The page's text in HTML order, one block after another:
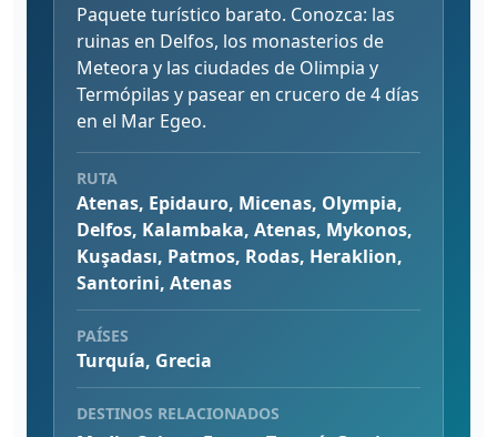
Paquete turístico barato. Conozca: las
ruinas en Delfos, los monasterios de
Meteora y las ciudades de Olimpia y
Termópilas y pasear en crucero de 4 días
en el Mar Egeo.
RUTA
Atenas, Epidauro, Micenas, Olympia,
Delfos, Kalambaka, Atenas, Mykonos,
Kuşadası, Patmos, Rodas, Heraklion,
Santorini, Atenas
PAÍSES
Turquía, Grecia
DESTINOS RELACIONADOS